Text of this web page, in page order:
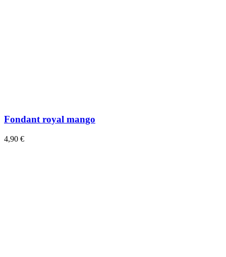
Fondant royal mango
4,90 €